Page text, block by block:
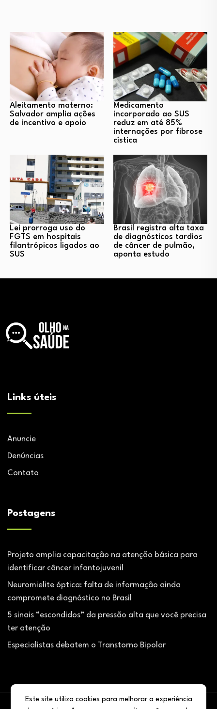
Aleitamento materno:
Salvador amplia ações
de incentivo e apoio
Medicamento
incorporado ao SUS
reduz em até 85%
internações por fibrose
cística
Lei prorroga uso do
FGTS em hospitais
filantrópicos ligados ao
SUS
Brasil registra alta taxa
de diagnósticos tardios
de câncer de pulmão,
aponta estudo
Links úteis
Anuncie
Denúncias
Contato
Postagens
Projeto amplia capacitação na atenção básica para
identificar câncer infantojuvenil
Neuromielite óptica: falta de informação ainda
compromete diagnóstico no Brasil
5 sinais “escondidos” da pressão alta que você precisa
ter atenção
Especialistas debatem o Transtorno Bipolar
Este site utiliza cookies para melhorar a experiência